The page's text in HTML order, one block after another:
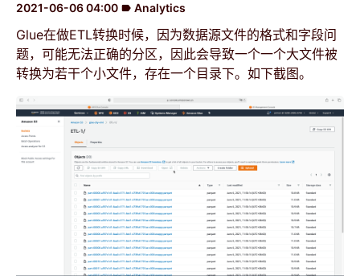
2021-06-06 04:00 label Analytics
Glue在做ETL转换时候，因为数据源文件的格式和字段问
题，可能无法正确的分区，因此会导致一个一个大文件被
转换为若干个小文件，存在一个目录下。如下截图。